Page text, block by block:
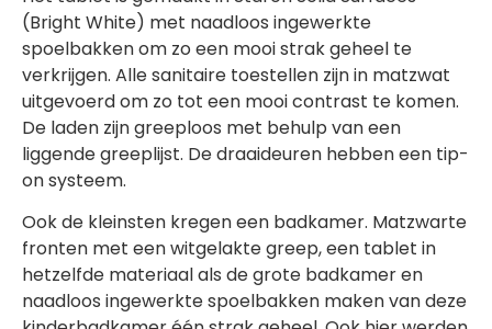
(Bright White) met naadloos ingewerkte
spoelbakken om zo een mooi strak geheel te
verkrijgen. Alle sanitaire toestellen zijn in matzwat
uitgevoerd om zo tot een mooi contrast te komen.
De laden zijn greeploos met behulp van een
liggende greeplijst. De draaideuren hebben een tip-
on systeem.
Ook de kleinsten kregen een badkamer. Matzwarte
fronten met een witgelakte greep, een tablet in
hetzelfde materiaal als de grote badkamer en
naadloos ingewerkte spoelbakken maken van deze